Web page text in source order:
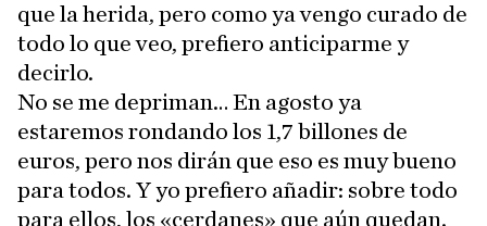
que la herida, pero como ya vengo curado de
todo lo que veo, prefiero anticiparme y
decirlo.
No se me depriman… En agosto ya
estaremos rondando los 1,7 billones de
euros, pero nos dirán que eso es muy bueno
para todos. Y yo prefiero añadir: sobre todo
para ellos, los «cerdanes» que aún quedan.